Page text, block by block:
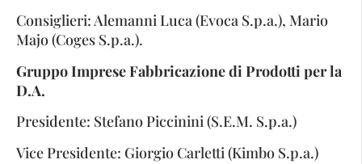
Consiglieri: Alemanni Luca (Evoca S.p.a.), Mario
Majo (Coges S.p.a.).
Gruppo Imprese Fabbricazione di Prodotti per la
D.A.
Presidente: Stefano Piccinini (S.E.M. S.p.a.)
Vice Presidente: Giorgio Carletti (Kimbo S.p.a.)